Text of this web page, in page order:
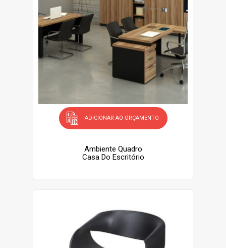
ADICIONAR AO ORÇAMENTO
Ambiente Quadro
Casa Do Escritório